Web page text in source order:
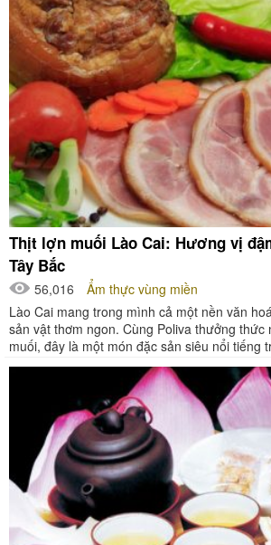
Thịt lợn muối Lào Cai: Hương vị
Tây Bắc
56,016
Ẩm thực vùng miền
Lào Cai mang trong mình cả một nền văn
sản vật thơm ngon. Cùng Poliva thưởng thức
muối, đây là một món đặc sản siêu nổi tiếng